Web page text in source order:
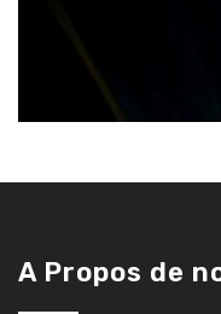
A Propos de